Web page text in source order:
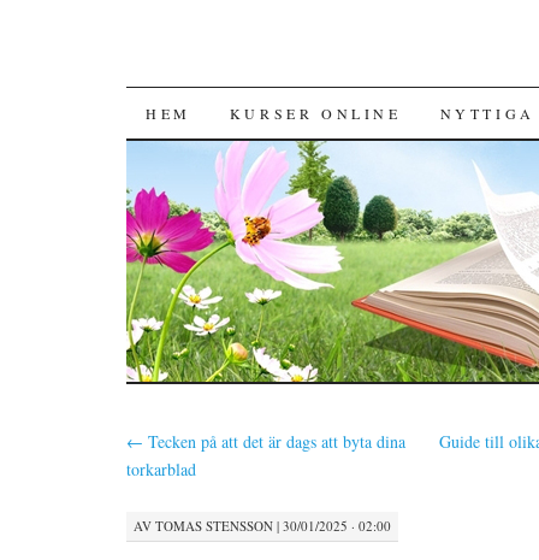
HOPPA TILL INNEHÅLL
HEM KURSER ONLINE
← Tecken på att det är dags att byta dina
torkarblad
Guide till
AV TOMAS STENSSON | 30/01/2025 · 02:00